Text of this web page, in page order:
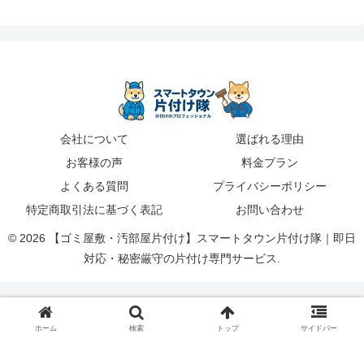
会社について
選ばれる理由
お客様の声
料金プラン
よくある質問
プライバシーポリシー
特定商取引法に基づく表記
お問い合わせ
© 2026 【ゴミ屋敷・汚部屋片付け】スマートタウン片付け隊｜即日
対応・秘密厳守の片付け専門サービス.
ホーム 検索 トップ サイドバー